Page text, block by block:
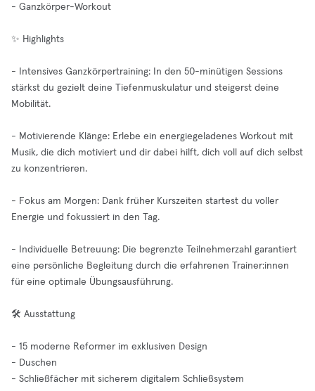
- Ganzkörper-Workout
✨ Highlights
- Intensives Ganzkörpertraining: In den 50-minütigen Sessions
stärkst du gezielt deine Tiefenmuskulatur und steigerst deine
Mobilität.
- Motivierende Klänge: Erlebe ein energiegeladenes Workout mit
Musik, die dich motiviert und dir dabei hilft, dich voll auf dich selbst
zu konzentrieren.
- Fokus am Morgen: Dank früher Kurszeiten startest du voller
Energie und fokussiert in den Tag.
- Individuelle Betreuung: Die begrenzte Teilnehmerzahl garantiert
eine persönliche Begleitung durch die erfahrenen Trainer:innen
für eine optimale Übungsausführung.
🛠️ Ausstattung
- 15 moderne Reformer im exklusiven Design
- Duschen
- Schließfächer mit sicherem digitalem Schließsystem